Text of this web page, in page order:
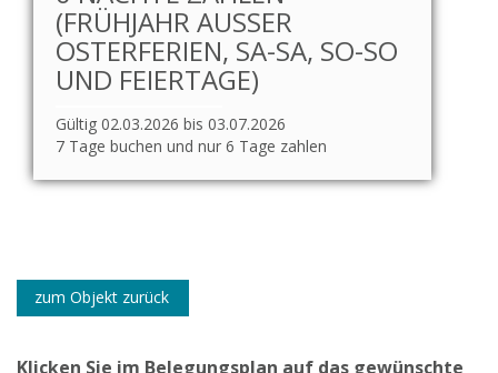
(FRÜHJAHR AUSSER O
STERFERIEN, SA-SA, SO-SO U
ND FEIERTAGE)
Gültig 02.03.2026 bis 03.07.2026
7 Tage buchen und nur 6 Tage zahlen
zum Objekt zurück
Klicken Sie im Belegungsplan auf das gewünschte